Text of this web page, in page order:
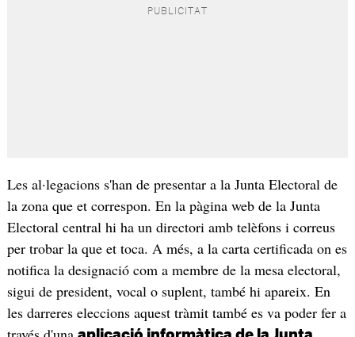
Les al·legacions s'han de presentar a la Junta Electoral de
la zona que et correspon. En la pàgina web de la Junta
Electoral central hi ha un directori amb telèfons i correus
per trobar la que et toca. A més, a la carta certificada on es
notifica la designació com a membre de la mesa electoral,
sigui de president, vocal o suplent, també hi apareix. En
les darreres eleccions aquest tràmit també es va poder fer a